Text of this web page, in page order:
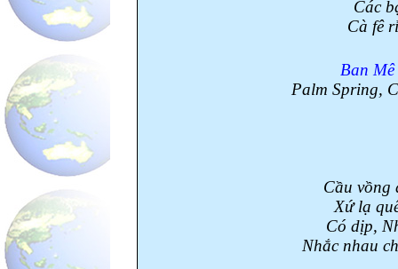
Các
Cà fê
Ban
Palm Spring,
Cầu vồng
Xứ lạ
Có dịp,
Nhắc nhau